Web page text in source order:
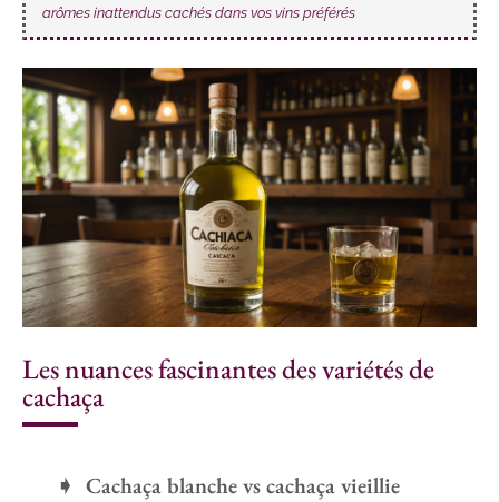
arômes inattendus cachés dans vos vins préférés
Les nuances fascinantes des variétés de
cachaça
Cachaça blanche vs cachaça vieillie